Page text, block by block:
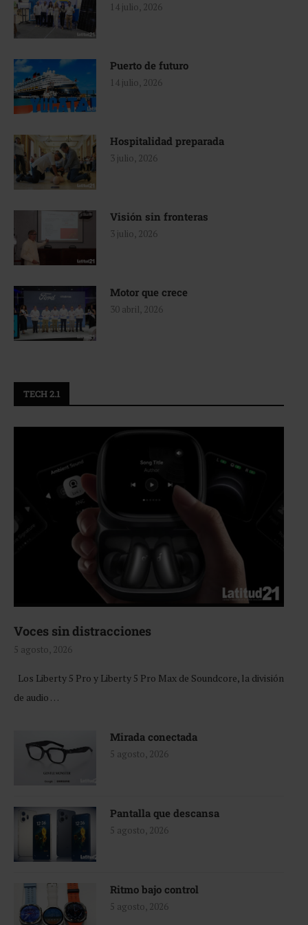
14 julio, 2026
Puerto de futuro
14 julio, 2026
Hospitalidad preparada
3 julio, 2026
Visión sin fronteras
3 julio, 2026
Motor que crece
30 abril, 2026
TECH 2.1
Voces sin distracciones
5 agosto, 2026
Los Liberty 5 Pro y Liberty 5 Pro Max de Soundcore, la división
de audio …
Mirada conectada
5 agosto, 2026
Pantalla que descansa
5 agosto, 2026
Ritmo bajo control
5 agosto, 2026